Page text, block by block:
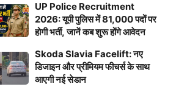
UP Police Recruitment
2026: यूपी पुलिस में 81,000 पदों पर
होगी भर्ती, जानें कब शुरू होंगे आवेदन
Skoda Slavia Facelift: नए
डिजाइन और प्रीमियम फीचर्स के साथ
आएगी नई सेडान